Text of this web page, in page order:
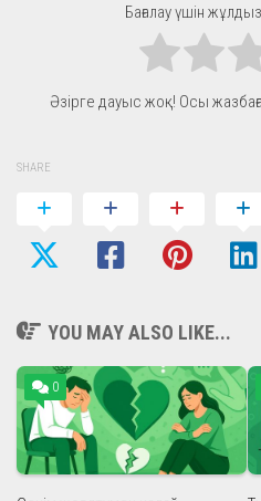
Бағалау үшін
Әзірге дауыс жоқ! Осы жазбаға
SHARE
YOU MAY ALSO LIKE...
0